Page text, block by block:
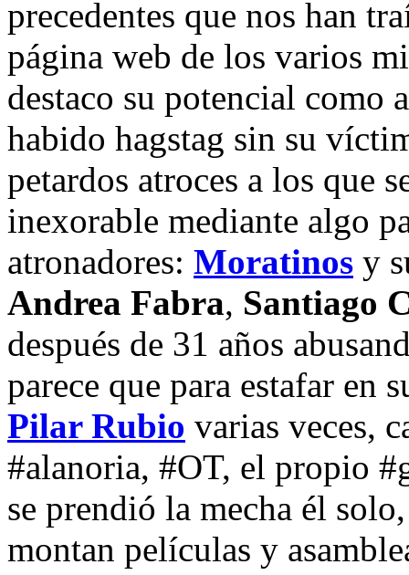
precedentes que nos han
página web de los varios
destaco su potencial como
habido hagstag sin su
petardos atroces a los que
inexorable mediante algo
atronadores: Moratinos y
Andrea Fabra, Santiago
después de 31 años
parece que para estafar en
Pilar Rubio varias veces,
#alanoria, #OT, el propio
se prendió la mecha él
montan películas y